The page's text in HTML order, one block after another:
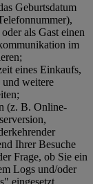
Geburtsdatum
als Gast einen
im
eines Einkaufs,
weitere
(z. B. Online-
Ihrer Besuche
Frage, ob Sie ein
Logs und/oder
eingesetzt